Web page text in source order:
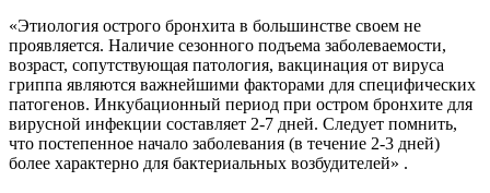
«Этиология острого бронхита в большинстве своем не
проявляется. Наличие сезонного подъема заболеваемости,
возраст, сопутствующая патология, вакцинация от вируса
гриппа являются важнейшими факторами для специфических
патогенов. Инкубационный период при остром бронхите для
вирусной инфекции составляет 2-7 дней. Следует помнить,
что постепенное начало заболевания (в течение 2-3 дней)
более характерно для бактериальных возбудителей» .